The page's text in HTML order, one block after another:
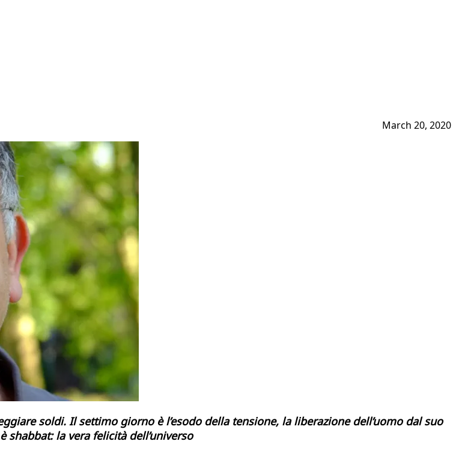
March 20, 2020
soldi. Il settimo giorno è l’esodo della tensione, la liberazione dell’uomo dal suo
la vera felicità dell’universo